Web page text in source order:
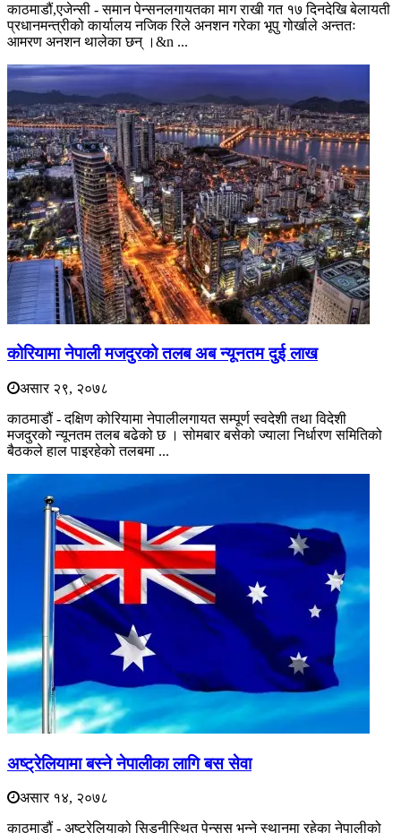
काठमाडौं,एजेन्सी - समान पेन्सनलगायतका माग राखी गत १७ दिनदेखि बेलायती
प्रधानमन्त्रीको कार्यालय नजिक रिले अनशन गरेका भूपु गोर्खाले अन्ततः
आमरण अनशन थालेका छन् ।&n ...
कोरियामा नेपाली मजदुरको तलब अब न्यूनतम दुई लाख
असार २९, २०७८
काठमाडौं - दक्षिण कोरियामा नेपालीलगायत सम्पूर्ण स्वदेशी तथा विदेशी
मजदुरको न्यूनतम तलब बढेको छ । सोमबार बसेको ज्याला निर्धारण समितिको
बैठकले हाल पाइरहेको तलबमा ...
अष्ट्रेलियामा बस्ने नेपालीका लागि बस सेवा
असार १४, २०७८
काठमाडौं - अष्ट्रेलियाको सिड्नीस्थित पेन्सस भन्ने स्थानमा रहेका नेपालीको